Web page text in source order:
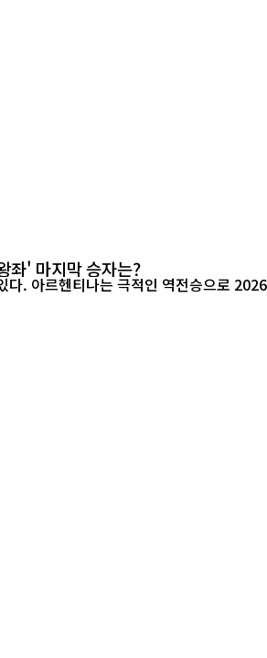
좌' 마지막 승자는?
르헨티나는 극적인 역전승으로 2026